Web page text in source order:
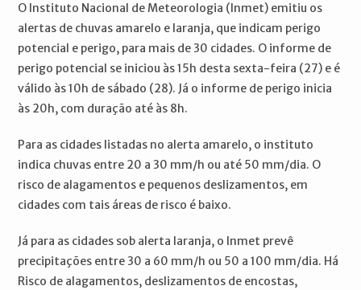
O Instituto Nacional de Meteorologia (Inmet) emitiu os
alertas de chuvas amarelo e laranja, que indicam perigo
potencial e perigo, para mais de 30 cidades. O informe de
perigo potencial se iniciou às 15h desta sexta-feira (27) e é
válido às 10h de sábado (28). Já o informe de perigo inicia
às 20h, com duração até às 8h.
Para as cidades listadas no alerta amarelo, o instituto
indica chuvas entre 20 a 30 mm/h ou até 50 mm/dia. O
risco de alagamentos e pequenos deslizamentos, em
cidades com tais áreas de risco é baixo.
Já para as cidades sob alerta laranja, o Inmet prevê
precipitações entre 30 a 60 mm/h ou 50 a 100 mm/dia. Há
Risco de alagamentos, deslizamentos de encostas,